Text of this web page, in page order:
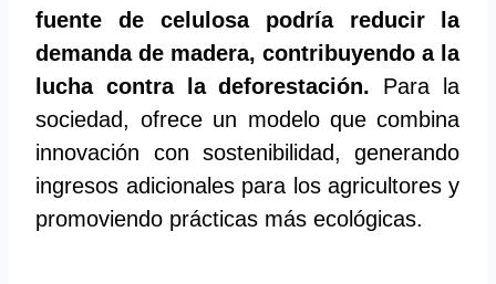
fuente de celulosa podría reducir la
demanda de madera, contribuyendo a la
lucha contra la deforestación. Para la
sociedad, ofrece un modelo que combina
innovación con sostenibilidad, generando
ingresos adicionales para los agricultores y
promoviendo prácticas más ecológicas.